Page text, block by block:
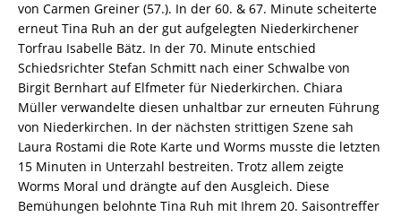
von Carmen Greiner (57.). In der 60. & 67. Minute scheiterte
erneut Tina Ruh an der gut aufgelegten Niederkirchener
Torfrau Isabelle Bätz. In der 70. Minute entschied
Schiedsrichter Stefan Schmitt nach einer Schwalbe von
Birgit Bernhart auf Elfmeter für Niederkirchen. Chiara
Müller verwandelte diesen unhaltbar zur erneuten Führung
von Niederkirchen. In der nächsten strittigen Szene sah
Laura Rostami die Rote Karte und Worms musste die letzten
15 Minuten in Unterzahl bestreiten. Trotz allem zeigte
Worms Moral und drängte auf den Ausgleich. Diese
Bemühungen belohnte Tina Ruh mit Ihrem 20. Saisontreffer